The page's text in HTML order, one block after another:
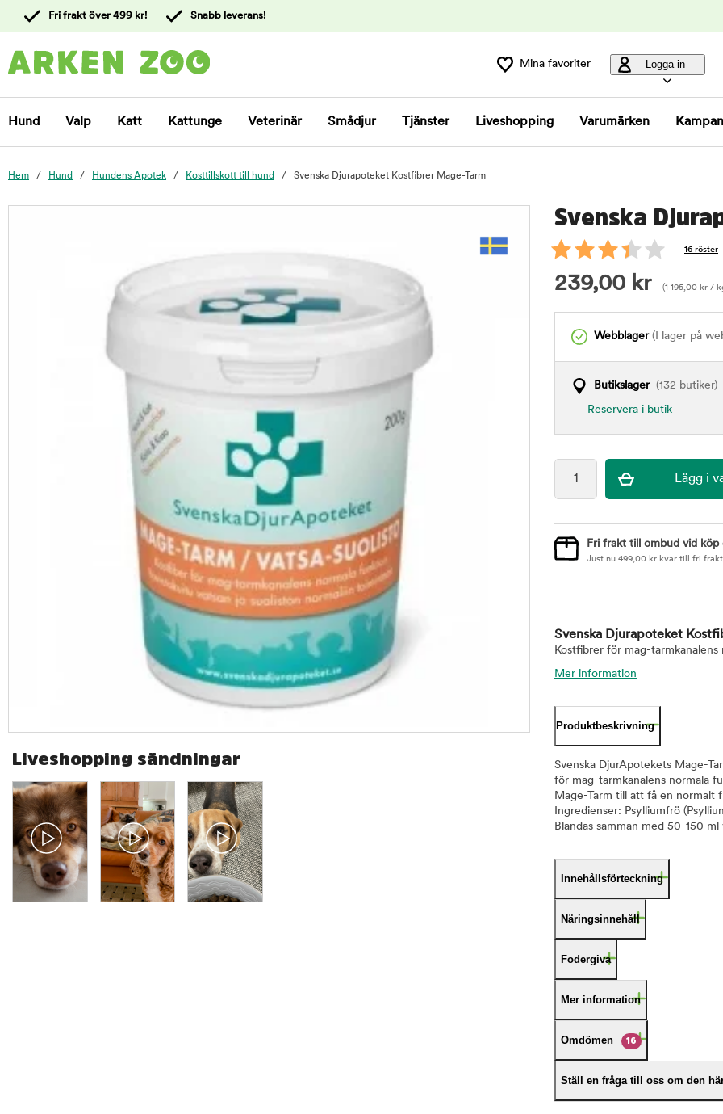
kundtjänst
Fri frakt över 499 kr! Snabb leverans!
Mina favoriter Logga in
Hund Valp Katt Kattunge Veterinär Smådjur Tjänster Liveshopping Varumärken
Hem Hund Hundens Apotek Kosttillskott till hund Svenska Djurapoteket Kostfibrer Mage-Tarm
Svenska
16 röster
Liveshopping sändningar
239,00 kr (1 195,00 kr /
Webblager(I lager på
Butikslager(132 butiker)
Reservera i butik
Fri frakt till ombud vid köp
Just nu 499,00 kr kvar till fri
Svenska Djurapoteket
Kostfibrer för mag-tarmkanalens
Mer information
Produktbeskrivning
Svenska DjurApotekets Mage-
för mag-tarmkanalens normala
Mage-Tarm till att få en normalt
Ingredienser: Psylliumfrö
Blandas samman med 50-150 ml
Innehållsförteckning
Näringsinnehåll
Fodergiva
Mer information
Omdömen 16
Ställ en fråga till oss om den